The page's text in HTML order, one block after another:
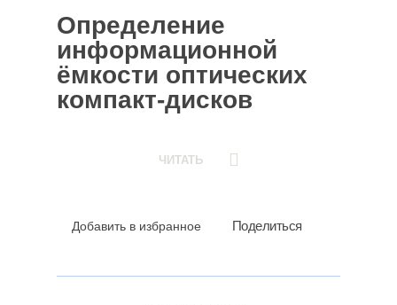
Определение
информационной
ёмкости оптических
компакт-дисков
ЧИТАТЬ
Добавить в избранное Поделиться